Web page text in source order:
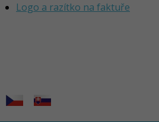
Logo a razítko na faktuře